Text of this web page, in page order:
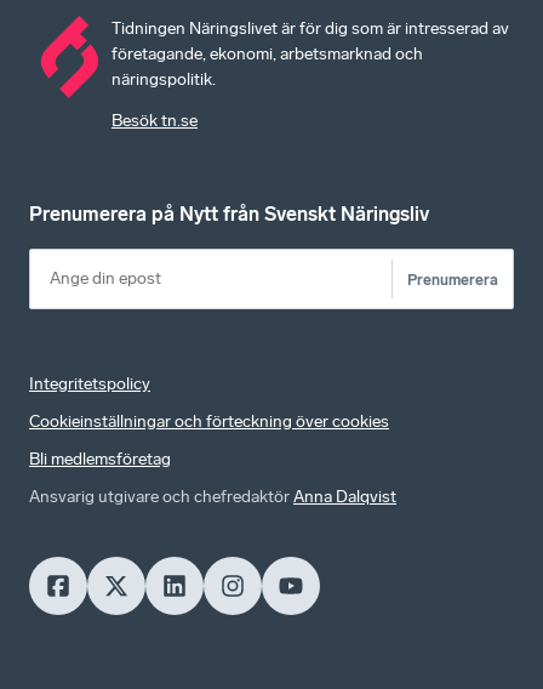
Tidningen Näringslivet är för dig som är intresserad av
företagande, ekonomi, arbetsmarknad och
näringspolitik.
Besök tn.se
Prenumerera på Nytt från Svenskt Näringsliv
Prenumerera
Integritetspolicy
Cookieinställningar och förteckning över cookies
Bli medlemsföretag
Ansvarig utgivare och chefredaktörAnna Dalqvist